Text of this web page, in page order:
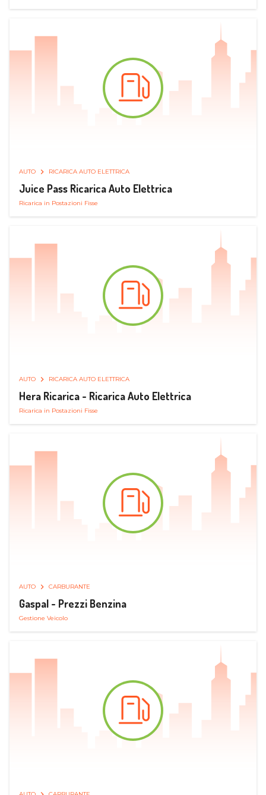
AUTO RICARICA AUTO ELETTRICA
Juice Pass Ricarica Auto Elettrica
Ricarica in Postazioni Fisse
AUTO RICARICA AUTO ELETTRICA
Hera Ricarica - Ricarica Auto Elettrica
Ricarica in Postazioni Fisse
AUTO CARBURANTE
Gaspal - Prezzi Benzina
Gestione Veicolo